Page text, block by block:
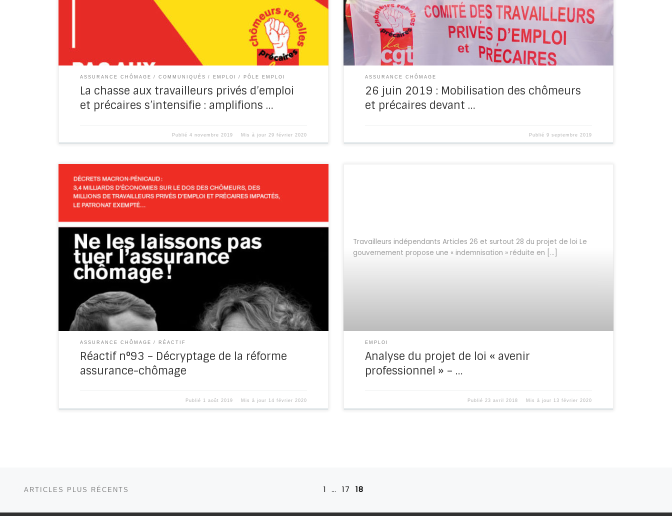
ASSURANCE CHÔMAGE COMMUNIQUÉS EMPLOI PÔLE EMPLOI
La chasse aux travailleurs privés d’emploi
et précaires s’intensifie : amplifions …
Publié4 novembre 2019 Mis à jour29 février 2020
ASSURANCE CHÔMAGE
26 juin 2019 : Mobilisation des chômeurs
et précaires devant …
Publié9 septembre 2019
Août 2019 Au sommaire : – L’édito de Camille, membre du Bureau National
du CNTPEP sur la lutte contre la […]
ASSURANCE CHÔMAGE RÉACTIF
Réactif n°93 – Décryptage de la réforme
assurance-chômage
Publié 1 août 2019 Mis à jour 14 février 2020
Travailleurs indépendants Articles 26 et surtout 28 du projet de loi Le
gouvernement propose une « indemnisation » réduite en […]
EMPLOI
Analyse du projet de loi « avenir
professionnel » – …
Publié23 avril 2018 Mis à jour 13 février 2020
Navigation dans les articles
ARTICLES PLUS RÉCENTS 1 … 17 18